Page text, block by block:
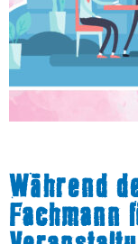
Während
Fachmann